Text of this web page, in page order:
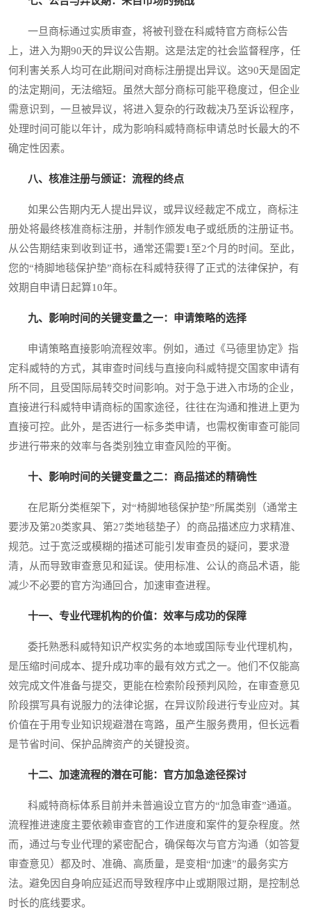
一旦商标通过实质审查，将被刊登在科威特官方商标公告
上，进入为期90天的异议公告期。这是法定的社会监督程序，任
何利害关系人均可在此期间对商标注册提出异议。这90天是固定
的法定期间，无法缩短。虽然大部分商标可能平稳度过，但企业
需意识到，一旦被异议，将进入复杂的行政裁决乃至诉讼程序，
处理时间可能以年计，成为影响科威特商标申请总时长最大的不
确定性因素。
八、核准注册与颁证：流程的终点
如果公告期内无人提出异议，或异议经裁定不成立，商标注
册处将最终核准商标注册，并制作颁发电子或纸质的注册证书。
从公告期结束到收到证书，通常还需要1至2个月的时间。至此，
您的“椅脚地毯保护垫”商标在科威特获得了正式的法律保护，有
效期自申请日起算10年。
九、影响时间的关键变量之一：申请策略的选择
申请策略直接影响流程效率。例如，通过《马德里协定》指
定科威特的方式，其审查时间线与直接向科威特提交国家申请有
所不同，且受国际局转交时间影响。对于急于进入市场的企业，
直接进行科威特申请商标的国家途径，往往在沟通和推进上更为
直接可控。此外，是否进行一标多类申请，也需权衡审查可能同
步进行带来的效率与各类别独立审查风险的平衡。
十、影响时间的关键变量之二：商品描述的精确性
在尼斯分类框架下，对“椅脚地毯保护垫”所属类别（通常主
要涉及第20类家具、第27类地毯垫子）的商品描述应力求精准、
规范。过于宽泛或模糊的描述可能引发审查员的疑问，要求澄
清，从而导致审查意见和延误。使用标准、公认的商品术语，能
减少不必要的官方沟通回合，加速审查进程。
十一、专业代理机构的价值：效率与成功的保障
委托熟悉科威特知识产权实务的本地或国际专业代理机构，
是压缩时间成本、提升成功率的最有效方式之一。他们不仅能高
效完成文件准备与提交，更能在检索阶段预判风险，在审查意见
阶段撰写具有说服力的法律论据，在异议阶段进行专业应对。其
价值在于用专业知识规避潜在弯路，虽产生服务费用，但长远看
是节省时间、保护品牌资产的关键投资。
十二、加速流程的潜在可能：官方加急途径探讨
科威特商标体系目前并未普遍设立官方的“加急审查”通道。
流程推进速度主要依赖审查官的工作进度和案件的复杂程度。然
而，通过与专业代理的紧密配合，确保每次与官方沟通（如答复
审查意见）都及时、准确、高质量，是变相“加速”的最务实方
法。避免因自身响应延迟而导致程序中止或期限过期，是控制总
时长的底线要求。